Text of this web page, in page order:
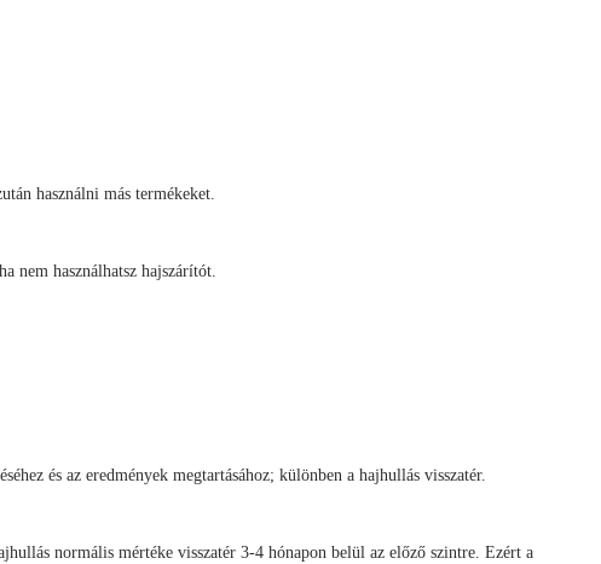
használni más termékeket.
nem használhatsz hajszárítót.
és az eredmények megtartásához; különben a hajhullás visszatér.
normális mértéke visszatér 3-4 hónapon belül az előző szintre. Ezért a